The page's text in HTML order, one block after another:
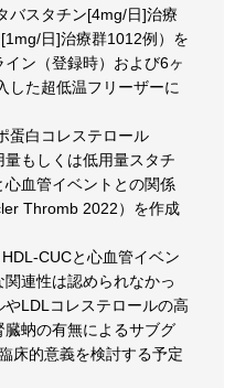
バスタチン[4mg/日]治療
日]治療群1012例）を
ン（登録時）および6ヶ
した超低温フリーザーに
蛋白コレステロール
量もしくは低用量スタチ
血管イベントとの関係
Thromb 2022）を作成
CUCと心血管イベン
連性は認められなかっ
LDLコレステロールの高
蚋の有無によるサブグ
床的意義を検討する予定